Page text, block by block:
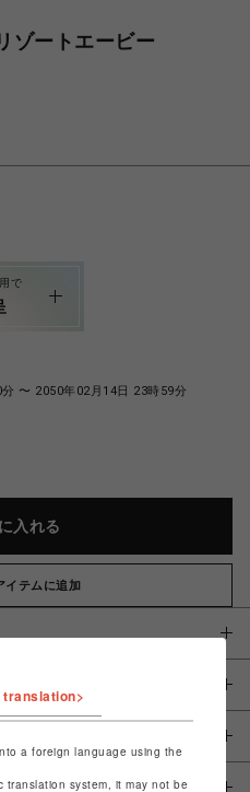
ゾートエービー
で
〜 2050年02月14日 23時59分
入れる
イテムに追加
a foreign language using the
translation system, it may not be